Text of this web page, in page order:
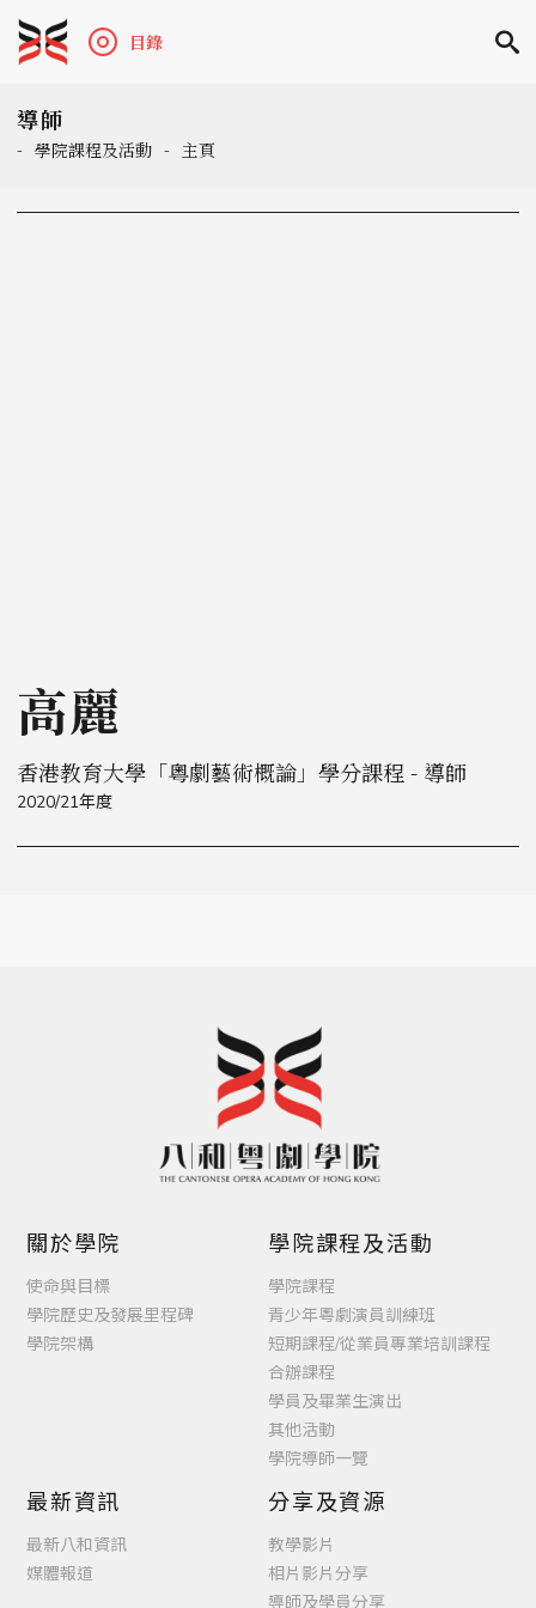
目錄
導師
- 學院課程及活動 - 主頁
高麗
香港教育大學「粵劇藝術概論」學分課程 - 導師
2020/21年度
關於學院
使命與目標
學院歷史及發展里程碑
學院架構
學院課程及活動
學院課程
青少年粵劇演員訓練班
短期課程/從業員專業培訓課程
合辦課程
學員及畢業生演出
其他活動
學院導師一覽
最新資訊
最新八和資訊
媒體報道
分享及資源
教學影片
相片影片分享
導師及學員分享